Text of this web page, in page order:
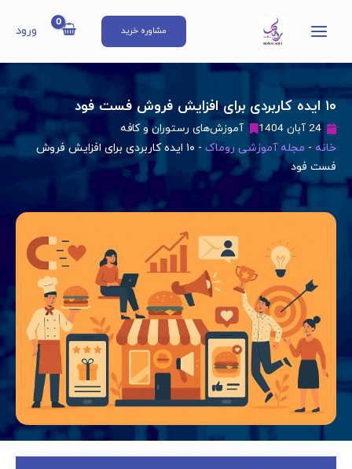
Menu
مشاوره خرید ورود
۱۰ ایده کاربردی برای افزایش فروش فست فود
24 آبان 1404
آموزش‌های رستوران و کافه
خانه - مجله آموزشی روماک -
۱۰ ایده کاربردی برای افزایش فروش
فست فود